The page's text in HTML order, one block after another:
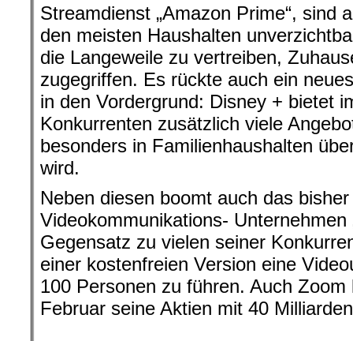
Streamdienst „Amazon Prime“, sind
den meisten Haushalten
die Langeweile zu vertreiben,
zugegriffen. Es rückte auch ein
in den Vordergrund: Disney + bietet
Konkurrenten zusätzlich viele
besonders in Familienhaushalten
wird.
Neben diesen boomt auch das
Videokommunikations- Unternehmen
Gegensatz zu vielen seiner
einer kostenfreien Version eine
100 Personen zu führen. Auch
Februar seine Aktien mit 40